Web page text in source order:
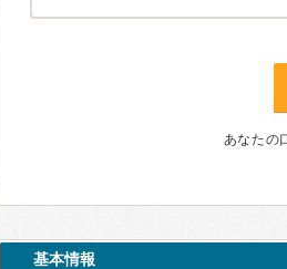
あなたの
基本情報